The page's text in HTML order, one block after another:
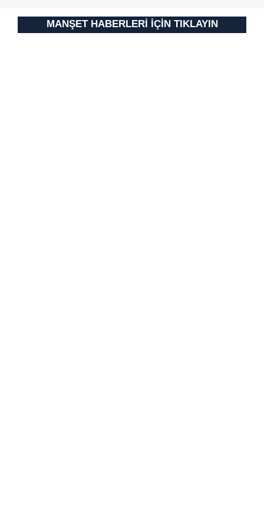
MANŞET HABERLERİ İÇİN TIKLAYIN